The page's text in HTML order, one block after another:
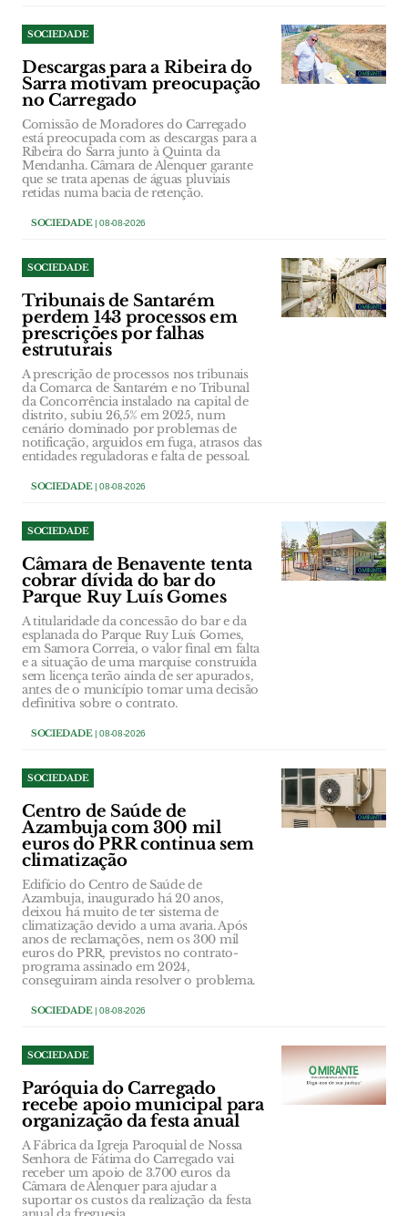
SOCIEDADE
Descargas para a Ribeira do
Sarra motivam preocupação
no Carregado
Comissão de Moradores do Carregado
está preocupada com as descargas para a
Ribeira do Sarra junto à Quinta da
Mendanha. Câmara de Alenquer garante
que se trata apenas de águas pluviais
retidas numa bacia de retenção.
SOCIEDADE| 08-08-2026
SOCIEDADE
Tribunais de Santarém
perdem 143 processos em
prescrições por falhas
estruturais
A prescrição de processos nos tribunais
da Comarca de Santarém e no Tribunal
da Concorrência instalado na capital de
distrito, subiu 26,5% em 2025, num
cenário dominado por problemas de
notificação, arguidos em fuga, atrasos das
entidades reguladoras e falta de pessoal.
SOCIEDADE| 08-08-2026
SOCIEDADE
Câmara de Benavente tenta
cobrar dívida do bar do
Parque Ruy Luís Gomes
A titularidade da concessão do bar e da
esplanada do Parque Ruy Luís Gomes,
em Samora Correia, o valor final em falta
e a situação de uma marquise construída
sem licença terão ainda de ser apurados,
antes de o município tomar uma decisão
definitiva sobre o contrato.
SOCIEDADE| 08-08-2026
SOCIEDADE
Centro de Saúde de
Azambuja com 300 mil
euros do PRR continua sem
climatização
Edifício do Centro de Saúde de
Azambuja, inaugurado há 20 anos,
deixou há muito de ter sistema de
climatização devido a uma avaria. Após
anos de reclamações, nem os 300 mil
euros do PRR, previstos no contrato-
programa assinado em 2024,
conseguiram ainda resolver o problema.
SOCIEDADE| 08-08-2026
SOCIEDADE
Paróquia do Carregado
recebe apoio municipal para
organização da festa anual
A Fábrica da Igreja Paroquial de Nossa
Senhora de Fátima do Carregado vai
receber um apoio de 3.700 euros da
Câmara de Alenquer para ajudar a
suportar os custos da realização da festa